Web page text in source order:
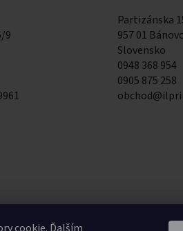
9
Partizánska
957 01
Slovensko
0948 368 954
0905 875 258